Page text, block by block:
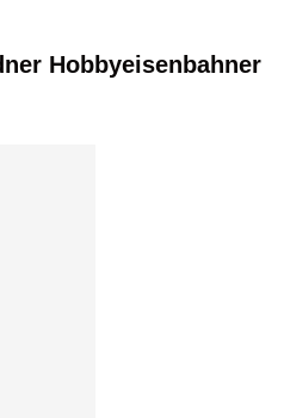
Hobbyeisenbahner